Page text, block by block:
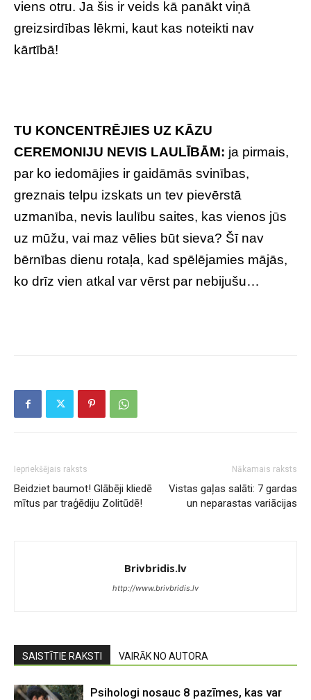
viens otru. Ja šis ir veids kā panākt viņā
greizsirdības lēkmi, kaut kas noteikti nav
kārtībā!
TU KONCENTRĒJIES UZ KĀZU
CEREMONIJU NEVIS LAULĪBĀM: ja pirmais,
par ko iedomājies ir gaidāmās svinības,
greznais telpu izskats un tev pievērstā
uzmanība, nevis laulību saites, kas vienos jūs
uz mūžu, vai maz vēlies būt sieva? Šī nav
bērnības dienu rotaļa, kad spēlējamies mājās,
ko drīz vien atkal var vērst par nebijušu…
Iepriekšējais raksts
Beidziet baumot! Glābēji kliedē
mītus par traģēdiju Zolitūdē!
Nākamais raksts
Vistas gaļas salāti: 7 gardas
un neparastas variācijas
Brivbridis.lv
http://www.brivbridis.lv
SAISTĪTIE RAKSTI VAIRĀK NO AUTORA
Psihologi nosauc 8 pazīmes, kas var